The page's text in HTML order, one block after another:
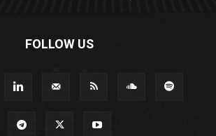
FOLLOW US